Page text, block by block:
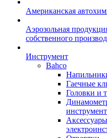
Американская
Аэрозольная
собственного
Инструмент
Bahco
Гаечные
Головки и